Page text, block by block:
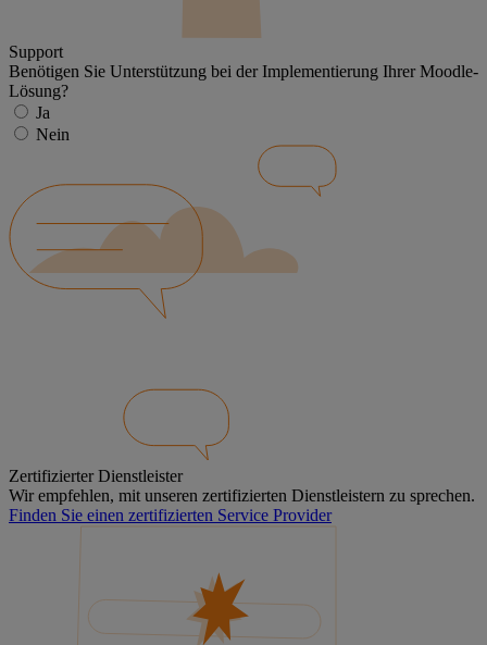
Support
Benötigen Sie Unterstützung bei der Implementierung Ihrer Moodle-
Lösung?
Ja
Nein
Zertifizierter Dienstleister
Wir empfehlen, mit unseren zertifizierten Dienstleistern zu sprechen.
Finden Sie einen zertifizierten Service Provider